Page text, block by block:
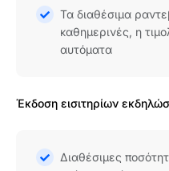
Τα διαθέσιμα
καθημερινές, η
αυτόματα
Έκδοση εισιτηρίων
Διαθέσιμες